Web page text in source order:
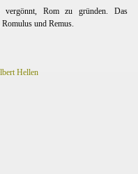
vergönnt, Rom zu gründen. Das
und Remus.
Hellen